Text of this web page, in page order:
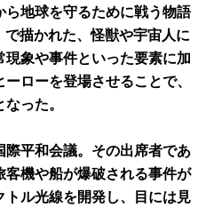
地球を守るために戦う物語
描かれた、怪獣や宇宙人に
象や事件といった要素に加
ローを登場させることで、
った。
平和会議。その出席者であ
機や船が爆破される事件が
ル光線を開発し、目には見